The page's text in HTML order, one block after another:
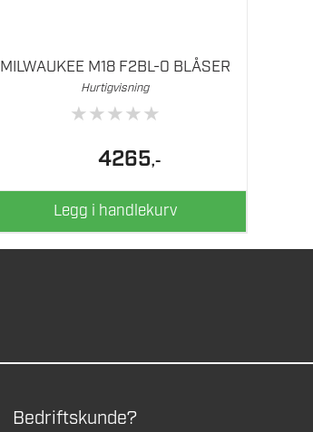
MILWAUKEE M18 F2BL-0 BLÅSER
Hurtigvisning
★★★★★
4265,-
Legg i handlekurv
Bedriftskunde?